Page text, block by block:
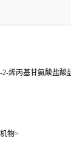
烯丙基甘氨酸盐
物>